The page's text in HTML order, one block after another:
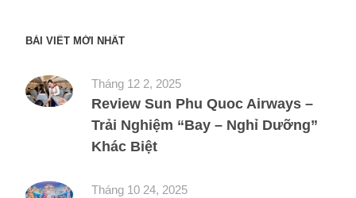
BÀI VIẾT MỚI NHẤT
Tháng 12 2, 2025
Review Sun Phu Quoc Airways –
Trải Nghiệm “Bay – Nghỉ Dưỡng”
Khác Biệt
Tháng 10 24, 2025